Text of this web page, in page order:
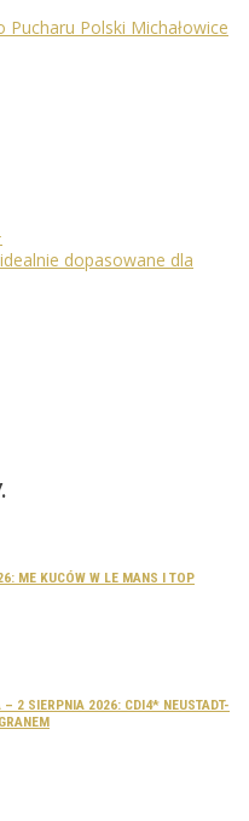
Polski Michałowice
ME KUCÓW W LE MANS I TOP
– 2 SIERPNIA 2026: CDI4* NEUSTADT-